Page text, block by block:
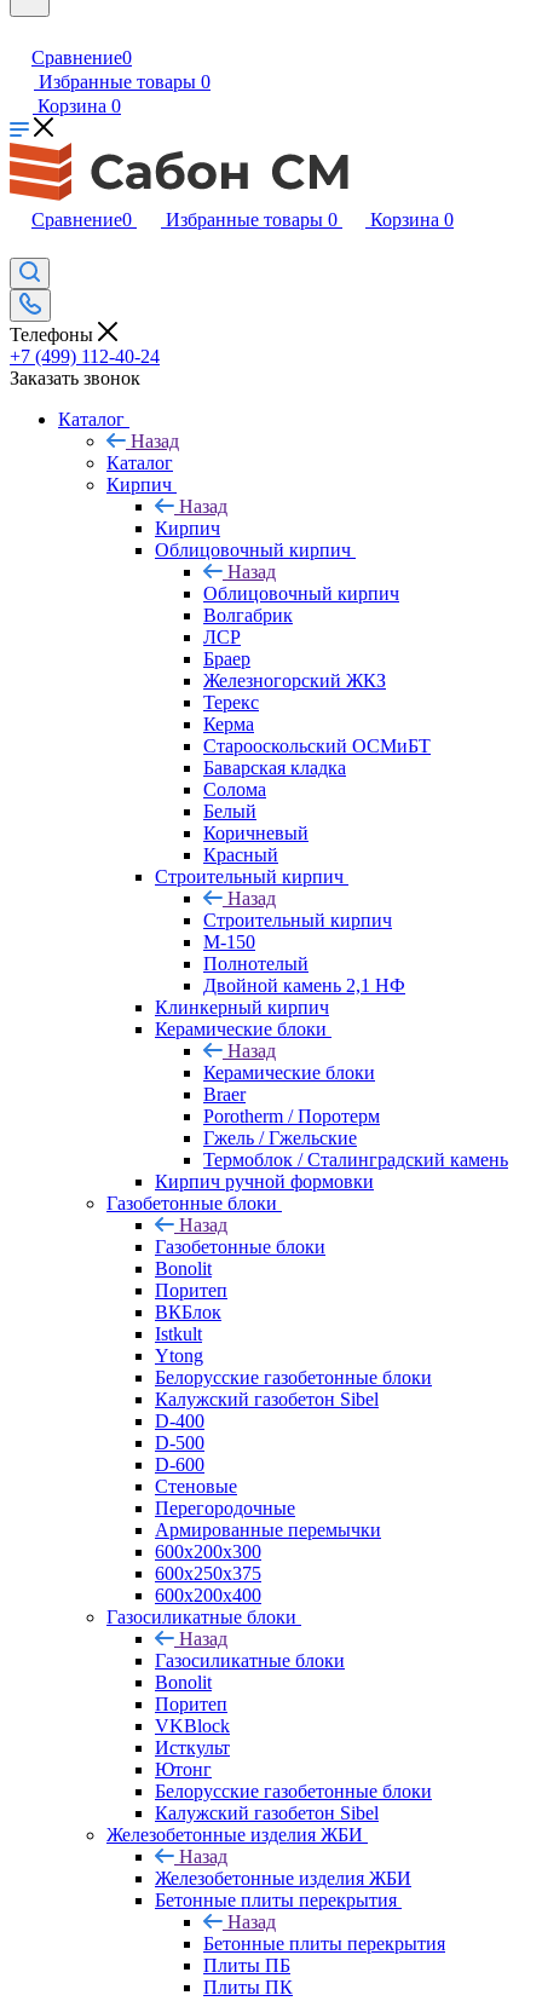
Сравнение0
Избранные товары 0
Корзина 0
Сравнение0 Избранные товары 0 Корзина 0
Телефоны
+7 (499) 112-40-24
Заказать звонок
Каталог
Назад
Каталог
Кирпич
Назад
Кирпич
Облицовочный кирпич
Назад
Облицовочный кирпич
Волгабрик
ЛСР
Браер
Железногорский ЖКЗ
Терекс
Керма
Старооскольский ОСМиБТ
Баварская кладка
Солома
Белый
Коричневый
Красный
Строительный кирпич
Назад
Строительный кирпич
М-150
Полнотелый
Двойной камень 2,1 НФ
Клинкерный кирпич
Керамические блоки
Назад
Керамические блоки
Braer
Porotherm / Поротерм
Гжель / Гжельские
Термоблок / Сталинградский камень
Кирпич ручной формовки
Газобетонные блоки
Назад
Газобетонные блоки
Bonolit
Поритеп
ВКБлок
Istkult
Ytong
Белорусские газобетонные блоки
Калужский газобетон Sibel
D-400
D-500
D-600
Стеновые
Перегородочные
Армированные перемычки
600х200х300
600х250х375
600х200х400
Газосиликатные блоки
Назад
Газосиликатные блоки
Bonolit
Поритеп
VKBlock
Исткульт
Ютонг
Белорусские газобетонные блоки
Калужский газобетон Sibel
Железобетонные изделия ЖБИ
Назад
Железобетонные изделия ЖБИ
Бетонные плиты перекрытия
Назад
Бетонные плиты перекрытия
Плиты ПБ
Плиты ПК